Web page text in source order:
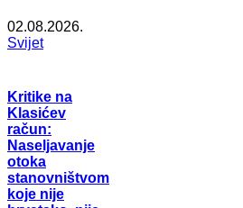
02.08.2026.
Svijet
Kritike na
Klasićev
račun:
Naseljavanje
otoka
stanovništvom
koje nije